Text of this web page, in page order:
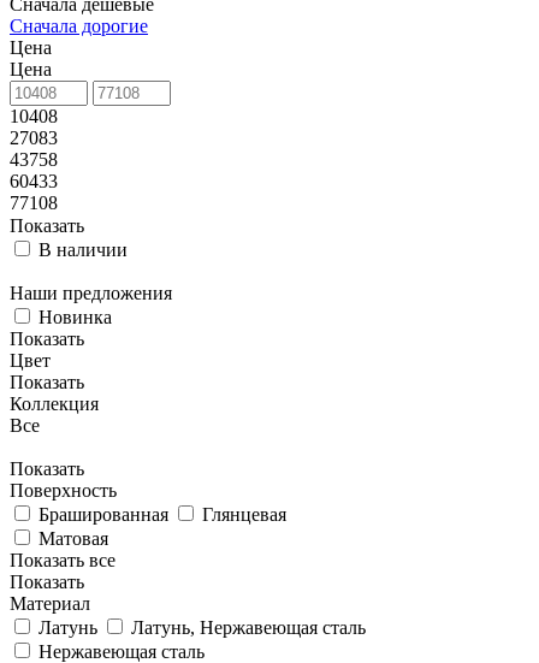
Сначала дешевые
Сначала дорогие
Цена
Цена
10408
27083
43758
60433
77108
Показать
В наличии
Наши предложения
Новинка
Показать
Цвет
Показать
Коллекция
Все
Показать
Поверхность
Брашированная
Глянцевая
Матовая
Показать все
Показать
Материал
Латунь
Латунь, Нержавеющая сталь
Нержавеющая сталь